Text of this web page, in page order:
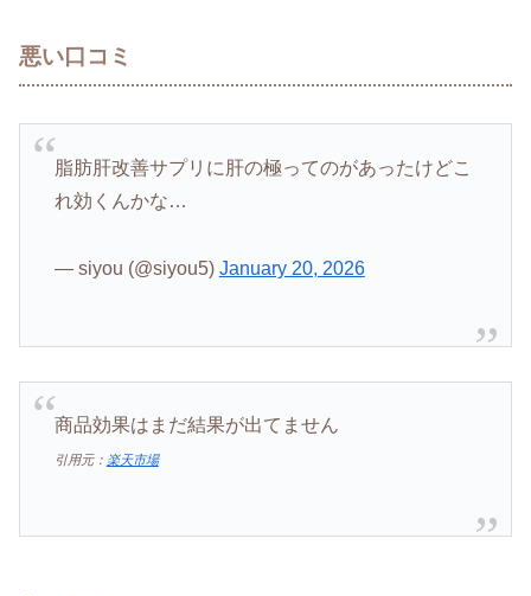
悪い口コミ
脂肪肝改善サプリに肝の極ってのがあったけどこ
れ効くんかな…
— siyou (@siyou5) January 20, 2026
商品効果はまだ結果が出てません
引用元： 楽天市場